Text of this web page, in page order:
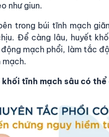
như giun.
trong búi tĩnh mạch
Để càng lâu, huyết
mạch phổi, làm tắc
mạch.
khối tĩnh mạch sâu có